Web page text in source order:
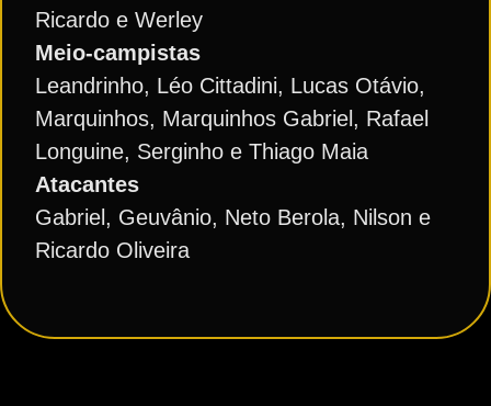
Ricardo e Werley
Meio-campistas
Leandrinho, Léo Cittadini, Lucas Otávio,
Marquinhos, Marquinhos Gabriel, Rafael
Longuine, Serginho e Thiago Maia
Atacantes
Gabriel, Geuvânio, Neto Berola, Nilson e
Ricardo Oliveira